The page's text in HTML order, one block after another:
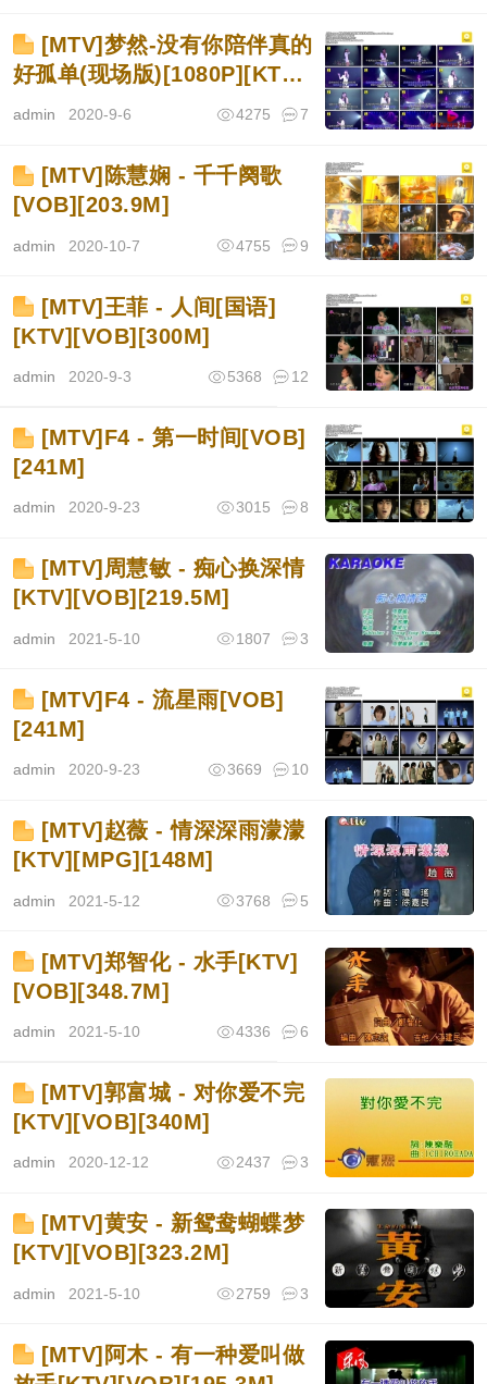
[MTV]梦然-没有你陪伴真的
好孤单(现场版)[1080P][KTV]
[MPG][526M]
admin 2020-9-6 7
4275
[MTV]陈慧娴 - 千千阕歌
[VOB][203.9M]
admin 2020-10-7 9
4755
[MTV]王菲 - 人间[国语]
[KTV][VOB][300M]
admin 2020-9-3 12
5368
[MTV]F4 - 第一时间[VOB]
[241M]
admin 2020-9-23 8
3015
[MTV]周慧敏 - 痴心换深情
[KTV][VOB][219.5M]
admin 2021-5-10 3
1807
[MTV]F4 - 流星雨[VOB]
[241M]
admin 2020-9-23 10
3669
[MTV]赵薇 - 情深深雨濛濛
[KTV][MPG][148M]
admin 2021-5-12 5
3768
[MTV]郑智化 - 水手[KTV]
[VOB][348.7M]
admin 2021-5-10 6
4336
[MTV]郭富城 - 对你爱不完
[KTV][VOB][340M]
admin 2020-12-12 3
2437
[MTV]黄安 - 新鸳鸯蝴蝶梦
[KTV][VOB][323.2M]
admin 2021-5-10 3
2759
[MTV]阿木 - 有一种爱叫做